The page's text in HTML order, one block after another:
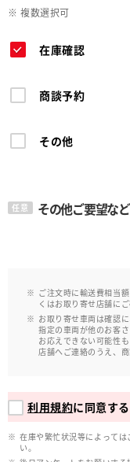
※ 複数選択可
在庫確認
商談予約
その他
任意 その他ご要望な
ご注文時に輸送費相当
くはお取り寄せ店舗にご
お取り寄せ車両は確認
指定の車両が他のお客
お応えできない可能性
店舗へご連絡のうえ、
利用規約に同意する
在庫や繁忙状況等によって
い。